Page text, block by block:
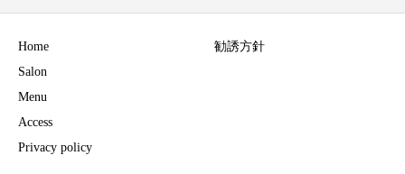
Home
Salon
Menu
Access
Privacy policy
勧誘方針